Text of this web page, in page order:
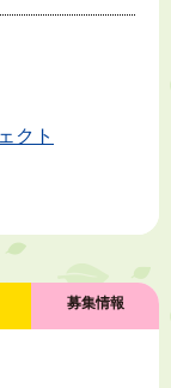
クト
募集情報